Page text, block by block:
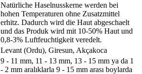
Natürliche Haselnusskerne werden bei
hohen Temperaturen ohne Zusatzmittel
erhitz. Dadurch wird die Haut abgeschaelt
und das Produk wird mit 10-50% Haut und
0,8-3% Luftfeuchtigkeit veredelt.
Levant (Ordu), Giresun, Akçakoca
9 - 11 mm, 11 - 13 mm, 13 - 15 mm ya da 1
- 2 mm aralıklarla 9 - 15 mm arası boylarda